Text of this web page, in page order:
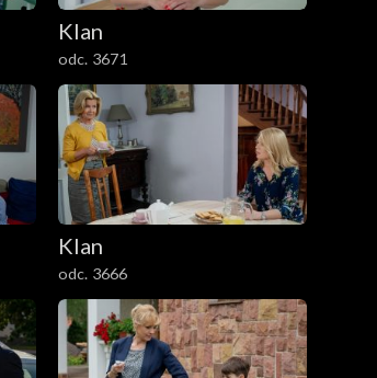
Klan
odc. 3671
Klan
odc. 3666